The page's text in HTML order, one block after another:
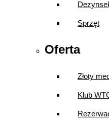
Sprzęt
Oferta
Złoty
Klub